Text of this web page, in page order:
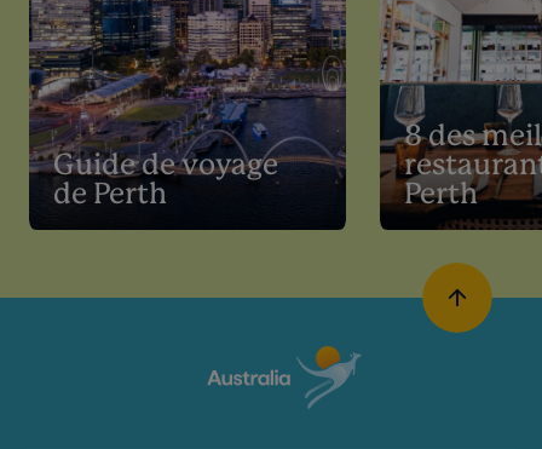
Guide de voyage
de Perth
8 des
Perth